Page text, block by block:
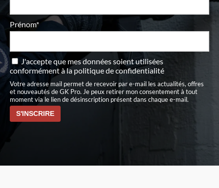
Prénom*
J'accepte que mes données soient utilisées
conformément àla politique de confidentialité
Votre adresse mail permet de recevoir par e-mail les actualités, offres
et nouveautés de GK Pro. Je peux retirer mon consentement à tout
moment via le lien de désinscription présent dans chaque e-mail.